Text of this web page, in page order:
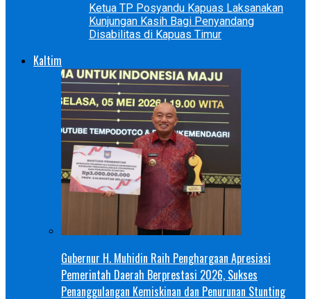
Ketua TP Posyandu Kapuas Laksanakan
Kunjungan Kasih Bagi Penyandang
Disabilitas di Kapuas Timur
Kaltim
Gubernur H. Muhidin Raih Penghargaan Apresiasi
Pemerintah Daerah Berprestasi 2026, Sukses
Penanggulangan Kemiskinan dan Penurunan Stunting